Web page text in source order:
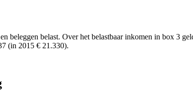
beleggen belast. Over het belastbaar inkomen in box 3
(in 2015 € 21.330).